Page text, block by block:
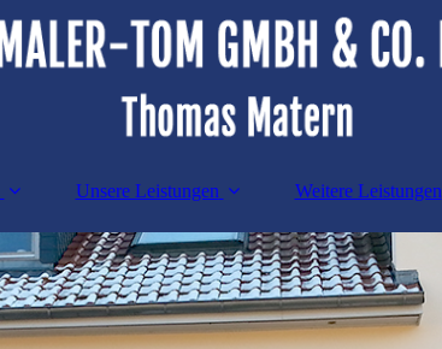
Unsere Leistungen Weitere Leistungen